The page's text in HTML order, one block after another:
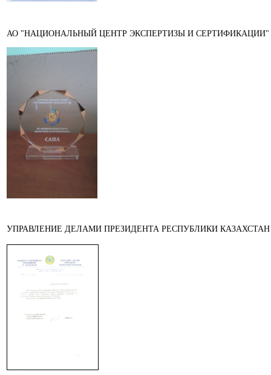
АО "НАЦИОНАЛЬНЫЙ ЦЕНТР ЭКСПЕРТИЗЫ И СЕРТИФИКАЦИИ"
УПРАВЛЕНИЕ ДЕЛАМИ ПРЕЗИДЕНТА РЕСПУБЛИКИ КАЗАХСТАН